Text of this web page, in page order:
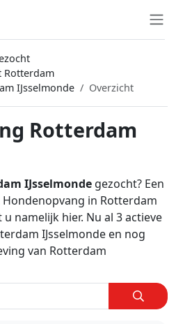
Rotterdam
IJsselmonde
Overzicht
Rotterdam
IJsselmonde gezocht? Een
in Rotterdam
namelijk hier. Nu al 3 actieve
IJsselmonde en nog
van Rotterdam